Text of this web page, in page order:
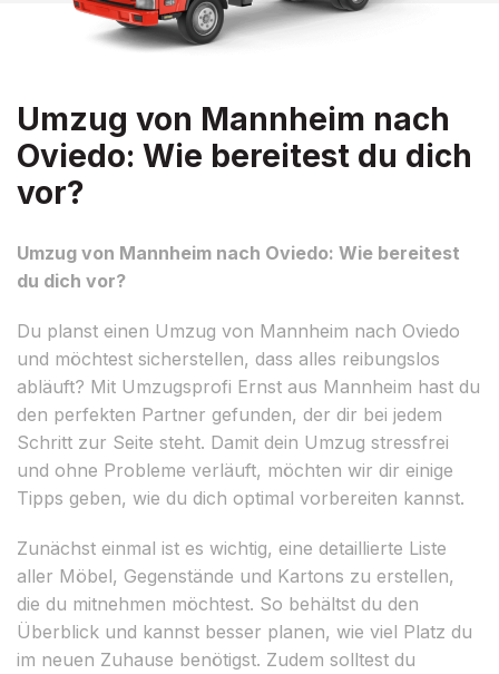
Umzug von Mannheim nach
Oviedo: Wie bereitest du dich
vor?
Umzug von Mannheim nach Oviedo: Wie bereitest
du dich vor?
Du planst einen Umzug von Mannheim nach Oviedo
und möchtest sicherstellen, dass alles reibungslos
abläuft? Mit Umzugsprofi Ernst aus Mannheim hast du
den perfekten Partner gefunden, der dir bei jedem
Schritt zur Seite steht. Damit dein Umzug stressfrei
und ohne Probleme verläuft, möchten wir dir einige
Tipps geben, wie du dich optimal vorbereiten kannst.
Zunächst einmal ist es wichtig, eine detaillierte Liste
aller Möbel, Gegenstände und Kartons zu erstellen,
die du mitnehmen möchtest. So behältst du den
Überblick und kannst besser planen, wie viel Platz du
im neuen Zuhause benötigst. Zudem solltest du